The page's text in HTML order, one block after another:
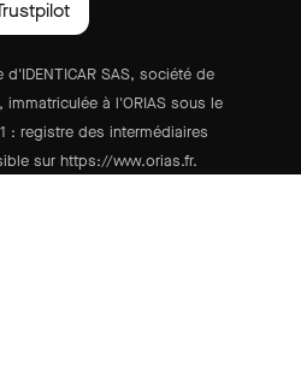
SAS, société de
immatriculée à l'ORIAS sous le
: registre des intermédiaires
sur https://www.orias.fr.